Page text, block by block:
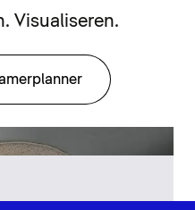
Visualiseren.